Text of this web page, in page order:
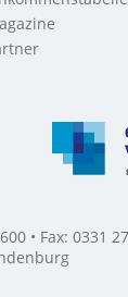
• Fax: 0331